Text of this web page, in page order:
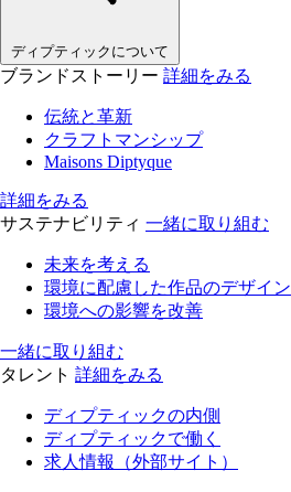
ディプティックについて
ブランドストーリー 詳細をみる
伝統と革新
クラフトマンシップ
Maisons Diptyque
詳細をみる
サステナビリティ 一緒に取り組む
未来を考える
環境に配慮した作品のデザイン
環境への影響を改善
一緒に取り組む
タレント 詳細をみる
ディプティックの内側
ディプティックで働く
求人情報（外部サイト）